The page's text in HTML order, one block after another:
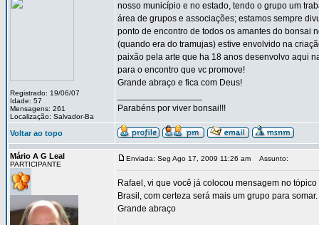
Registrado: 19/06/07
Idade: 57
Mensagens: 261
Localização: Salvador-Ba
nosso município e no estado, tendo o grupo um
área de grupos e associações; estamos sempre
ponto de encontro de todos os amantes do bonsai
(quando era do tramujas) estive envolvido na
paixão pela arte que ha 18 anos desenvolvo aqui
para o encontro que vc promove!
Grande abraço e fica com Deus!
Parabéns por viver bonsai!!!
Voltar ao topo
Mário A G Leal
PARTICIPANTE
Enviada: Seg Ago 17, 2009 11:26 am Assunto:
Rafael, vi que você já colocou mensagem no
Brasil, com certeza será mais um grupo para somar.
Grande abraço